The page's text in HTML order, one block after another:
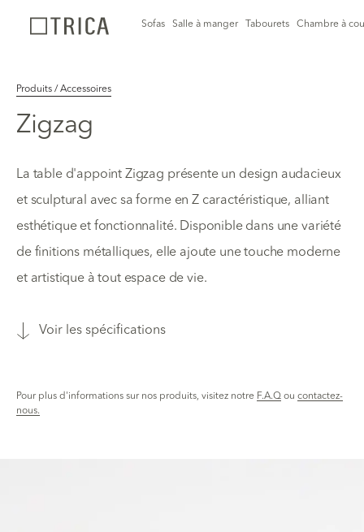
Sofas Salle à manger Tabourets Chambre à
Produits / Accessoires
Zigzag
La table d'appoint Zigzag présente un design audacieux
et sculptural avec sa forme en Z caractéristique, alliant
esthétique et fonctionnalité. Disponible dans une variété
de finitions métalliques, elle ajoute une touche moderne
et artistique à tout espace de vie.
Voir les spécifications
Pour plus d'informations sur nos produits, visitez notre F.A.Q ou contactez-
nous.